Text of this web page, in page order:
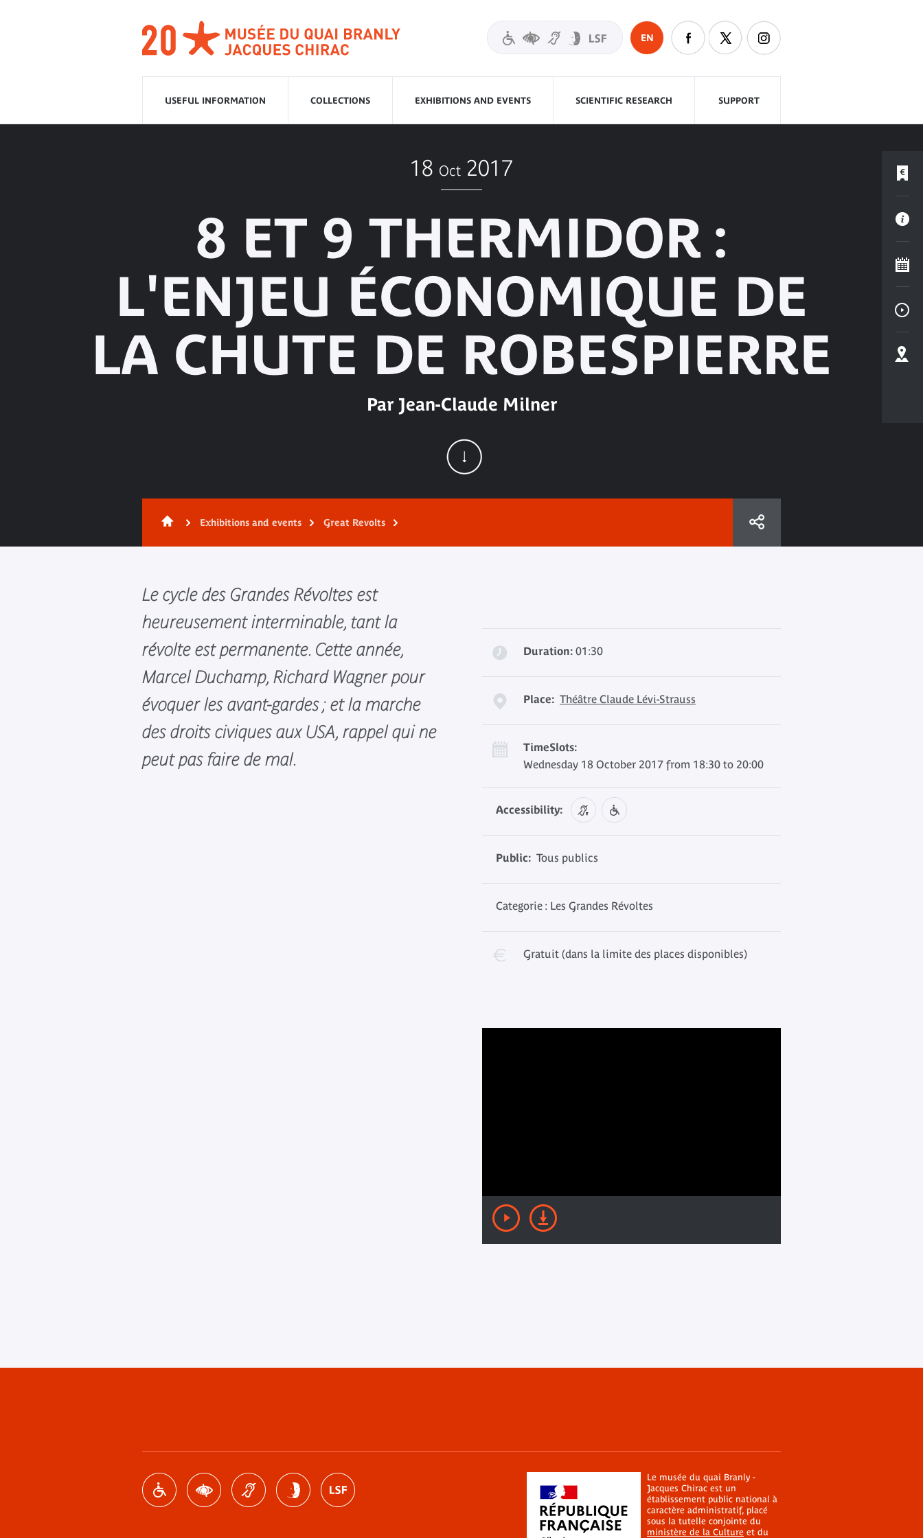
EN
USEFUL INFORMATION COLLECTIONS EXHIBITIONS AND EVENTS SCIENTIFIC RESEARCH SUPPORT
18 Oct 2017
8 ET 9 THERMIDOR :
L'ENJEU ÉCONOMIQUE DE
LA CHUTE DE ROBESPIERRE
Par Jean-Claude Milner
Exhibitions and events Great Revolts
Le cycle des Grandes Révoltes est
heureusement interminable, tant la
révolte est permanente. Cette année,
Marcel Duchamp, Richard Wagner pour
évoquer les avant-gardes ; et la marche
des droits civiques aux USA, rappel qui ne
peut pas faire de mal.
Duration: 01:30
Place: Théâtre Claude Lévi-Strauss
TimeSlots:
Wednesday 18 October 2017 from 18:30 to 20:00
Accessibility:
Public: Tous publics
Categorie : Les Grandes Révoltes
Gratuit (dans la limite des places disponibles)
menu
Le musée du quai Branly -
Jacques Chirac est un
établissement public national à
caractère administratif, placé
sous la tutelle conjointe du
ministère de la Culture et du